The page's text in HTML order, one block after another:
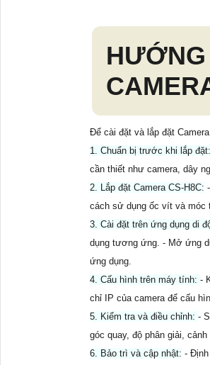
Để cài đặt và lắp đặt
1. Chuẩn bị trước khi lắp đặt:
cần thiết như camera, dây
2. Lắp đặt Camera CS-H8C:
cách sử dụng ốc vít và móc
3. Cài đặt trên ứng dụng di
dụng tương ứng. - Mở ứng
ứng dụng.
4. Cấu hình trên máy tính: -
chỉ IP của camera để cấu
5. Kiểm tra và điều chỉnh: -
góc quay, độ phân giải,
6. Bảo trì và cập nhật: - Định